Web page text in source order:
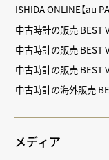
ISHIDA ONLINE【au
中古時計の販売 BEST
中古時計の販売 BEST
中古時計の販売 BEST
中古時計の海外販売
メディア